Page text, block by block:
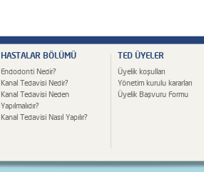
HASTALAR BÖLÜMÜ
Endodonti Nedir?
Kanal Tedavisi Nedir?
Kanal Tedavisi Neden
Yapılmalıdır?
Kanal Tedavisi Nasıl Yapılır?
TED ÜYELER
Üyelik koşulları
Yönetim kurulu kararları
Üyelik Başvuru Formu